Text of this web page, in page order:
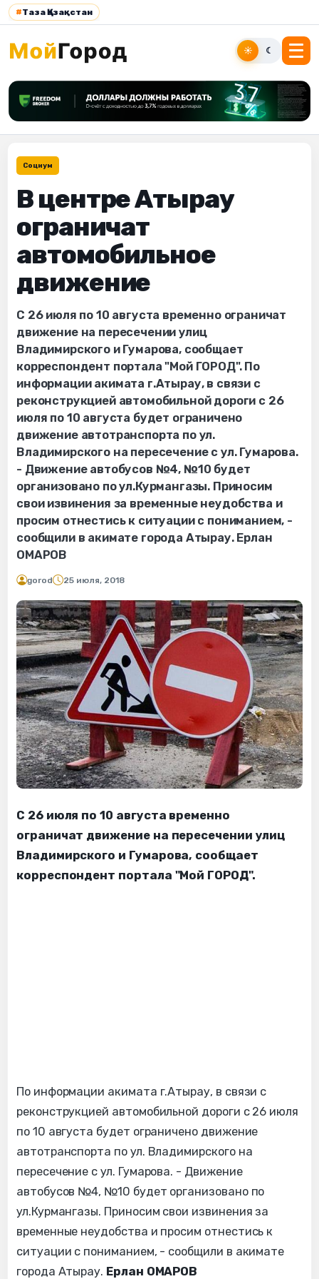
#Таза Қазақстан
☀ ☾
Социум
В центре Атырау
ограничат
автомобильное
движение
С 26 июля по 10 августа временно ограничат
движение на пересечении улиц
Владимирского и Гумарова, сообщает
корреспондент портала "Мой ГОРОД". По
информации акимата г.Атырау, в связи с
реконструкцией автомобильной дороги с 26
июля по 10 августа будет ограничено
движение автотранспорта по ул.
Владимирского на пересечение с ул. Гумарова.
- Движение автобусов №4, №10 будет
организовано по ул.Курмангазы. Приносим
свои извинения за временные неудобства и
просим отнестись к ситуации с пониманием, -
сообщили в акимате города Атырау. Ерлан
ОМАРОВ
gorod 25 июля, 2018
С 26 июля по 10 августа временно
ограничат движение на пересечении улиц
Владимирского и Гумарова, сообщает
корреспондент портала "Мой ГОРОД".
По информации акимата г.Атырау, в связи с
реконструкцией автомобильной дороги с 26 июля
по 10 августа будет ограничено движение
автотранспорта по ул. Владимирского на
пересечение с ул. Гумарова. - Движение
автобусов №4, №10 будет организовано по
ул.Курмангазы. Приносим свои извинения за
временные неудобства и просим отнестись к
ситуации с пониманием, - сообщили в акимате
города Атырау. Ерлан ОМАРОВ